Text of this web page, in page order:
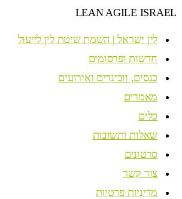
LEAN AGILE ISRAEL
לין ישראל | השמת שיטת לין לייעול
חדשות ופרסומים
כנסים, וובינרים ואירועים
מאמרים
כלים
שאלות ותשובות
סרטונים
צור קשר
מדיניות פרטיות